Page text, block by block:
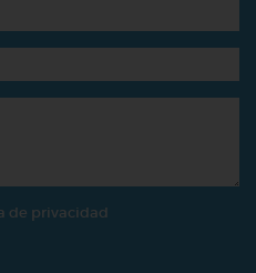
de privacidad